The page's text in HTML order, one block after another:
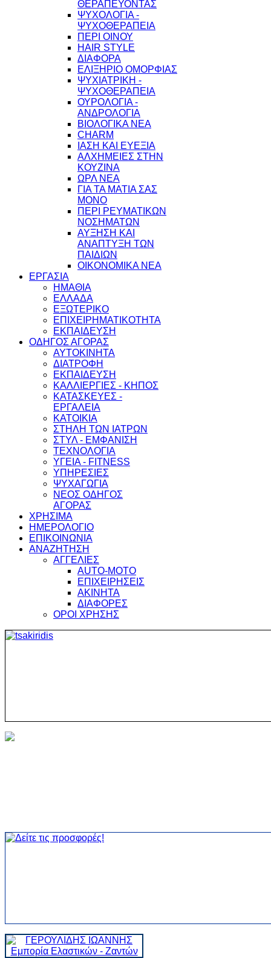
ΘΕΡΑΠΕΥΟΝΤΑΣ
ΨΥΧΟΛΟΓΙΑ -
ΨΥΧΟΘΕΡΑΠΕΙΑ
ΠΕΡΙ ΟΙΝΟΥ
HAIR STYLE
ΔΙΑΦΟΡΑ
ΕΛΙΞΗΡΙΟ ΟΜΟΡΦΙΑΣ
ΨΥΧΙΑΤΡΙΚΗ -
ΨΥΧΟΘΕΡΑΠΕΙΑ
ΟΥΡΟΛΟΓΙΑ -
ΑΝΔΡΟΛΟΓΙΑ
ΒΙΟΛΟΓΙΚΑ ΝΕΑ
CHARM
ΙΑΣΗ ΚΑΙ ΕΥΕΞΙΑ
ΑΛΧΗΜΕΙΕΣ ΣΤΗΝ
ΚΟΥΖΙΝΑ
ΩΡΛ ΝEA
ΓΙΑ ΤΑ ΜΑΤΙΑ ΣΑΣ
ΜΟΝΟ
ΠΕΡΙ ΡΕΥΜΑΤΙΚΩΝ
ΝΟΣΗΜΑΤΩΝ
ΑΥΞΗΣΗ ΚΑΙ
ΑΝΑΠΤΥΞΗ ΤΩΝ
ΠΑΙΔΙΩΝ
ΟΙΚΟΝΟΜΙΚΑ ΝΕΑ
ΕΡΓΑΣΙΑ
ΗΜΑΘΙΑ
ΕΛΛΑΔΑ
ΕΞΩΤΕΡΙΚΟ
ΕΠΙΧΕΙΡΗΜΑΤΙΚΟΤΗΤΑ
ΕΚΠΑΙΔΕΥΣΗ
ΟΔΗΓΟΣ ΑΓΟΡΑΣ
ΑΥΤΟΚΙΝΗΤΑ
ΔΙΑΤΡΟΦΗ
ΕΚΠΑΙΔΕΥΣΗ
ΚΑΛΛΙΕΡΓΙΕΣ - ΚΗΠΟΣ
ΚΑΤΑΣΚΕΥΕΣ -
ΕΡΓΑΛΕΙΑ
ΚΑΤΟΙΚΙΑ
ΣΤΗΛΗ ΤΩΝ ΙΑΤΡΩΝ
ΣΤΥΛ - ΕΜΦΑΝΙΣΗ
ΤΕΧΝΟΛΟΓΙΑ
ΥΓΕΙΑ - FITNESS
ΥΠΗΡΕΣΙΕΣ
ΨΥΧΑΓΩΓΙΑ
ΝΕΟΣ ΟΔΗΓΟΣ
ΑΓΟΡΑΣ
ΧΡΗΣΙΜΑ
ΗΜΕΡΟΛΟΓΙΟ
ΕΠΙΚΟΙΝΩΝΙΑ
ΑΝΑΖΗΤΗΣΗ
ΑΓΓΕΛΙΕΣ
AUTO-MOTO
ΕΠΙΧΕΙΡΗΣΕΙΣ
ΑΚΙΝΗΤΑ
ΔΙΑΦΟΡΕΣ
ΟΡΟΙ ΧΡΗΣΗΣ